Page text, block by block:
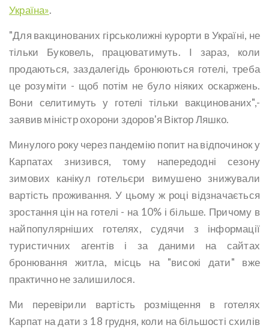
Україна».
"Для вакцинованих гірськолижні курорти в Україні, не
тільки Буковель, працюватимуть. І зараз, коли
продаються, заздалегідь бронюються готелі, треба
це розуміти - щоб потім не було ніяких оскаржень.
Вони селитимуть у готелі тільки вакцинованих",-
заявив міністр охорони здоров'я Віктор Ляшко.
Минулого року через пандемію попит на відпочинок у
Карпатах знизився, тому напередодні сезону
зимових канікул готельєри вимушено знижували
вартість проживання. У цьому ж році відзначається
зростання цін на готелі - на 10% і більше. Причому в
найпопулярніших готелях, судячи з інформації
туристичних агентів і за даними на сайтах
бронювання житла, місць на "високі дати" вже
практично не залишилося.
Ми перевірили вартість розміщення в готелях
Карпат на дати з 18 грудня, коли на більшості схилів